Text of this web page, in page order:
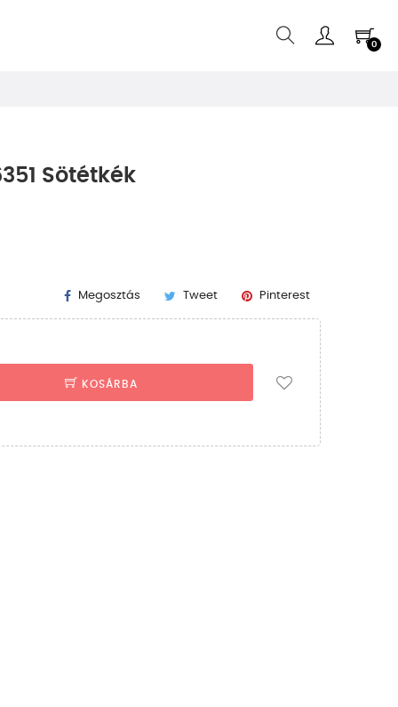
0
Sötétkék
Megosztás Tweet Pinterest
KOSÁRBA